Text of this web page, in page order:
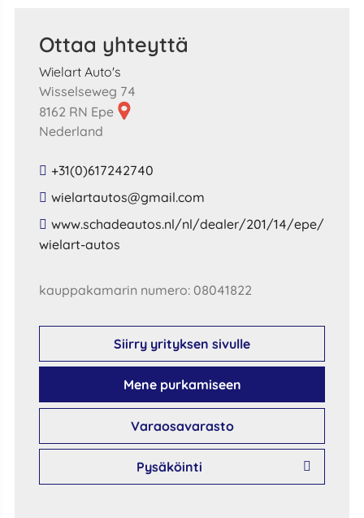
Ottaa yhteyttä
Wielart Auto's
Wisselseweg 74
8162 RN Epe
Nederland
+31(0)617242740
​wielartautos​@​gmail​.​com​
​www​.​schadeautos​.​nl​/​nl​/​dealer​/​201​/​14​/​epe​/​
wielart​-​autos​
kauppakamarin numero: 08041822
Siirry yrityksen sivulle
Mene purkamiseen
Varaosavarasto
Pysäköinti